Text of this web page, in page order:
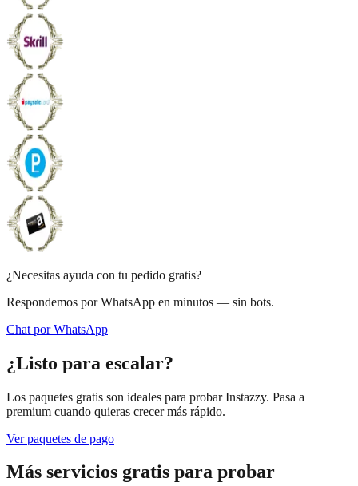
¿Necesitas ayuda con tu pedido gratis?
Respondemos por WhatsApp en minutos — sin bots.
Chat por WhatsApp
¿Listo para escalar?
Los paquetes gratis son ideales para probar Instazzy. Pasa a
premium cuando quieras crecer más rápido.
Ver paquetes de pago
Más servicios gratis para probar